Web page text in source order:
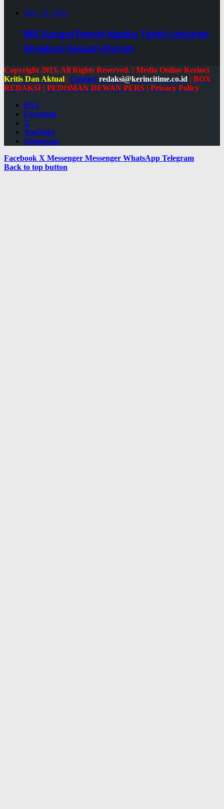
May 14, 2024
BRI Sungai Penuh Ngaku Telah Lakukan
Eksekusi Sesuai Aturan
Copyright 2013, All Rights Reserved. | Media Online Kerinci
Kritis Dan Aktual | Contact redaksi@kerincitime.co.id | BOX
REDAKSI | PEDOMAN DEWAN PERS | Privacy Policy
RSS
Facebook
X
YouTube
Instagram
Facebook X Messenger Messenger WhatsApp Telegram
Back to top button